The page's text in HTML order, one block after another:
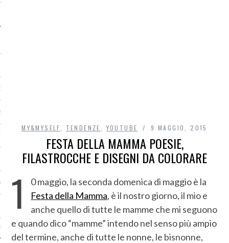
DI ACCESSO AI DATI
MY&MYSELF TENDENZE YOUTUBE 9 MAGGIO, 2015
FESTA DELLA MAMMA POESIE,
FILASTROCCHE E DISEGNI DA COLORARE
1
0 maggio, la seconda domenica di maggio è la
Festa della Mamma, è il nostro giorno, il mio e
anche quello di tutte le mamme che mi seguono
e quando dico “mamme” intendo nel senso più ampio
del termine, anche di tutte le nonne, le bisnonne,